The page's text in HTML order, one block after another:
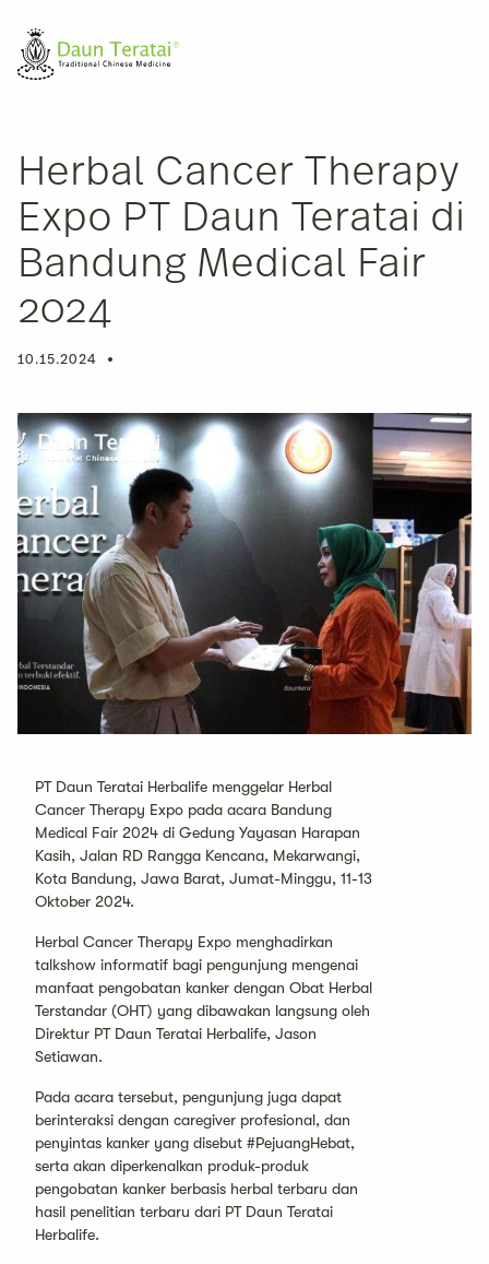
Herbal Cancer Therapy
Expo PT Daun Teratai di
Bandung Medical Fair
2024
10.15.2024
PT Daun Teratai Herbalife menggelar Herbal
Cancer Therapy Expo pada acara Bandung
Medical Fair 2024 di Gedung Yayasan Harapan
Kasih, Jalan RD Rangga Kencana, Mekarwangi,
Kota Bandung, Jawa Barat, Jumat-Minggu, 11-13
Oktober 2024.
Herbal Cancer Therapy Expo menghadirkan
talkshow informatif bagi pengunjung mengenai
manfaat pengobatan kanker dengan Obat Herbal
Terstandar (OHT) yang dibawakan langsung oleh
Direktur PT Daun Teratai Herbalife, Jason
Setiawan.
Pada acara tersebut, pengunjung juga dapat
berinteraksi dengan caregiver profesional, dan
penyintas kanker yang disebut #PejuangHebat,
serta akan diperkenalkan produk-produk
pengobatan kanker berbasis herbal terbaru dan
hasil penelitian terbaru dari PT Daun Teratai
Herbalife.